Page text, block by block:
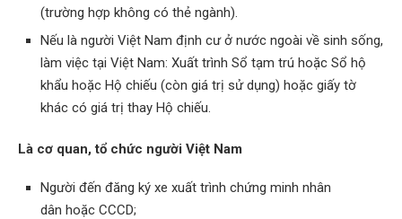
(trường hợp không có thẻ ngành).
Nếu là người Việt Nam định cư ở nước ngoài về sinh sống,
làm việc tại Việt Nam: Xuất trình Sổ tạm trú hoặc Sổ hộ
khẩu hoặc Hộ chiếu (còn giá trị sử dụng) hoặc giấy tờ
khác có giá trị thay Hộ chiếu.
Là cơ quan, tổ chức người Việt Nam
Người đến đăng ký xe xuất trình chứng minh nhân
dân hoặc CCCD;